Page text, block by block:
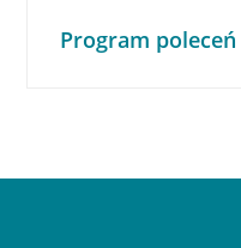
Program poleceń